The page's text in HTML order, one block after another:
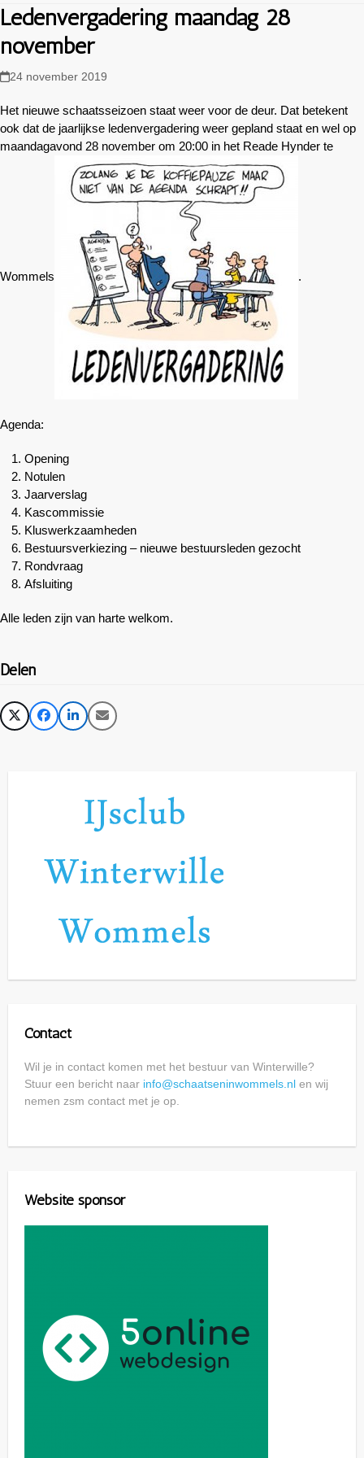
Ledenvergadering maandag 28
november
24 november 2019
Het nieuwe schaatsseizoen staat weer voor de deur. Dat betekent
ook dat de jaarlijkse ledenvergadering weer gepland staat en wel op
maandagavond 28 november om 20:00 in het Reade Hynder te
Wommels .
Agenda:
Opening
Notulen
Jaarverslag
Kascommissie
Kluswerkzaamheden
Bestuursverkiezing – nieuwe bestuursleden gezocht
Rondvraag
Afsluiting
Alle leden zijn van harte welkom.
Delen
Contact
Wil je in contact komen met het bestuur van Winterwille?
Stuur een bericht naar info@schaatseninwommels.nl en wij
nemen zsm contact met je op.
Website sponsor